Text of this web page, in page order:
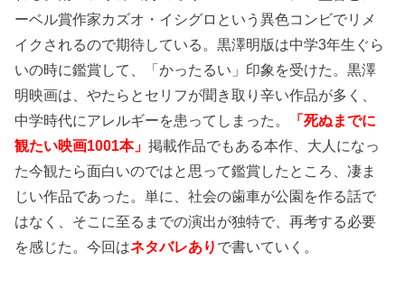
ーベル賞作家カズオ・イシグロという異色コンビでリメ
イクされるので期待している。黒澤明版は中学3年生ぐら
いの時に鑑賞して、「かったるい」印象を受けた。黒澤
明映画は、やたらとセリフが聞き取り辛い作品が多く、
中学時代にアレルギーを患ってしまった。
「死ぬまでに
観たい映画1001本」掲載作品でもある本作、大人になっ
た今観たら面白いのではと思って鑑賞したところ、凄ま
じい作品であった。単に、社会の歯車が公園を作る話で
はなく、そこに至るまでの演出が独特で、再考する必要
を感じた。今回はネタバレあり で書いていく。